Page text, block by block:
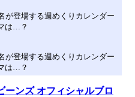
が登場する週めくりカレンダー
は…？
が登場する週めくりカレンダー
は…？
ーンズ オフィシャルブロ